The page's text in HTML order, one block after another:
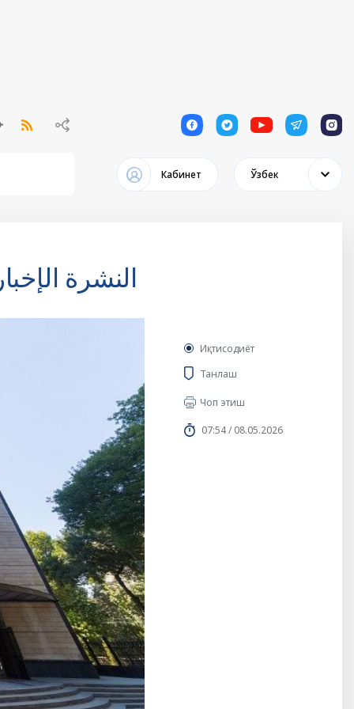
1 1 1 1 1
Кабинет Ўзбек
النشرة
Иқтисодиёт
Танлаш
Чоп этиш
07:54 / 08.05.2026